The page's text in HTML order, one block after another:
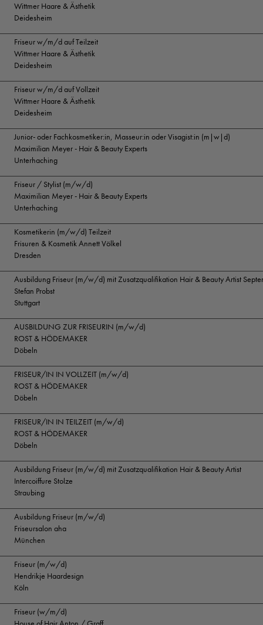
Wittmer Haare & Ästhetik
Deidesheim
Friseur w/m/d auf Teilzeit
Wittmer Haare & Ästhetik
Deidesheim
Friseur w/m/d auf Vollzeit
Wittmer Haare & Ästhetik
Deidesheim
Junior- oder Fachkosmetiker:in, Masseur:in oder Visagist:in (m|w|d)
Maximilian Meyer - Hair & Beauty Experts
Unterhaching
Friseur / Stylist (m/w/d)
Maximilian Meyer - Hair & Beauty Experts
Unterhaching
Kosmetikerin (m/w/d) Teilzeit
Frisuren & Kosmetik Annett Völkel
Dresden
Ausbildung Friseur (m/w/d) mit Zusatzqualifikation Hair & Beauty Artist
Stefan Probst
Stuttgart
AUSBILDUNG ZUR FRISEURIN (m/w/d)
ROST & HÖDEMAKER
Döbeln
FRISEUR/IN IN VOLLZEIT (m/w/d)
ROST & HÖDEMAKER
Döbeln
FRISEUR/IN IN TEILZEIT (m/w/d)
ROST & HÖDEMAKER
Döbeln
Ausbildung Friseur (m/w/d) mit Zusatzqualifikation Hair & Beauty Artist
Intercoiffure Stolze
Straubing
Ausbildung Friseur (m/w/d)
Friseursalon aha
München
Friseur (m/w/d)
Hendrikje Haardesign
Köln
Friseur (w/m/d)